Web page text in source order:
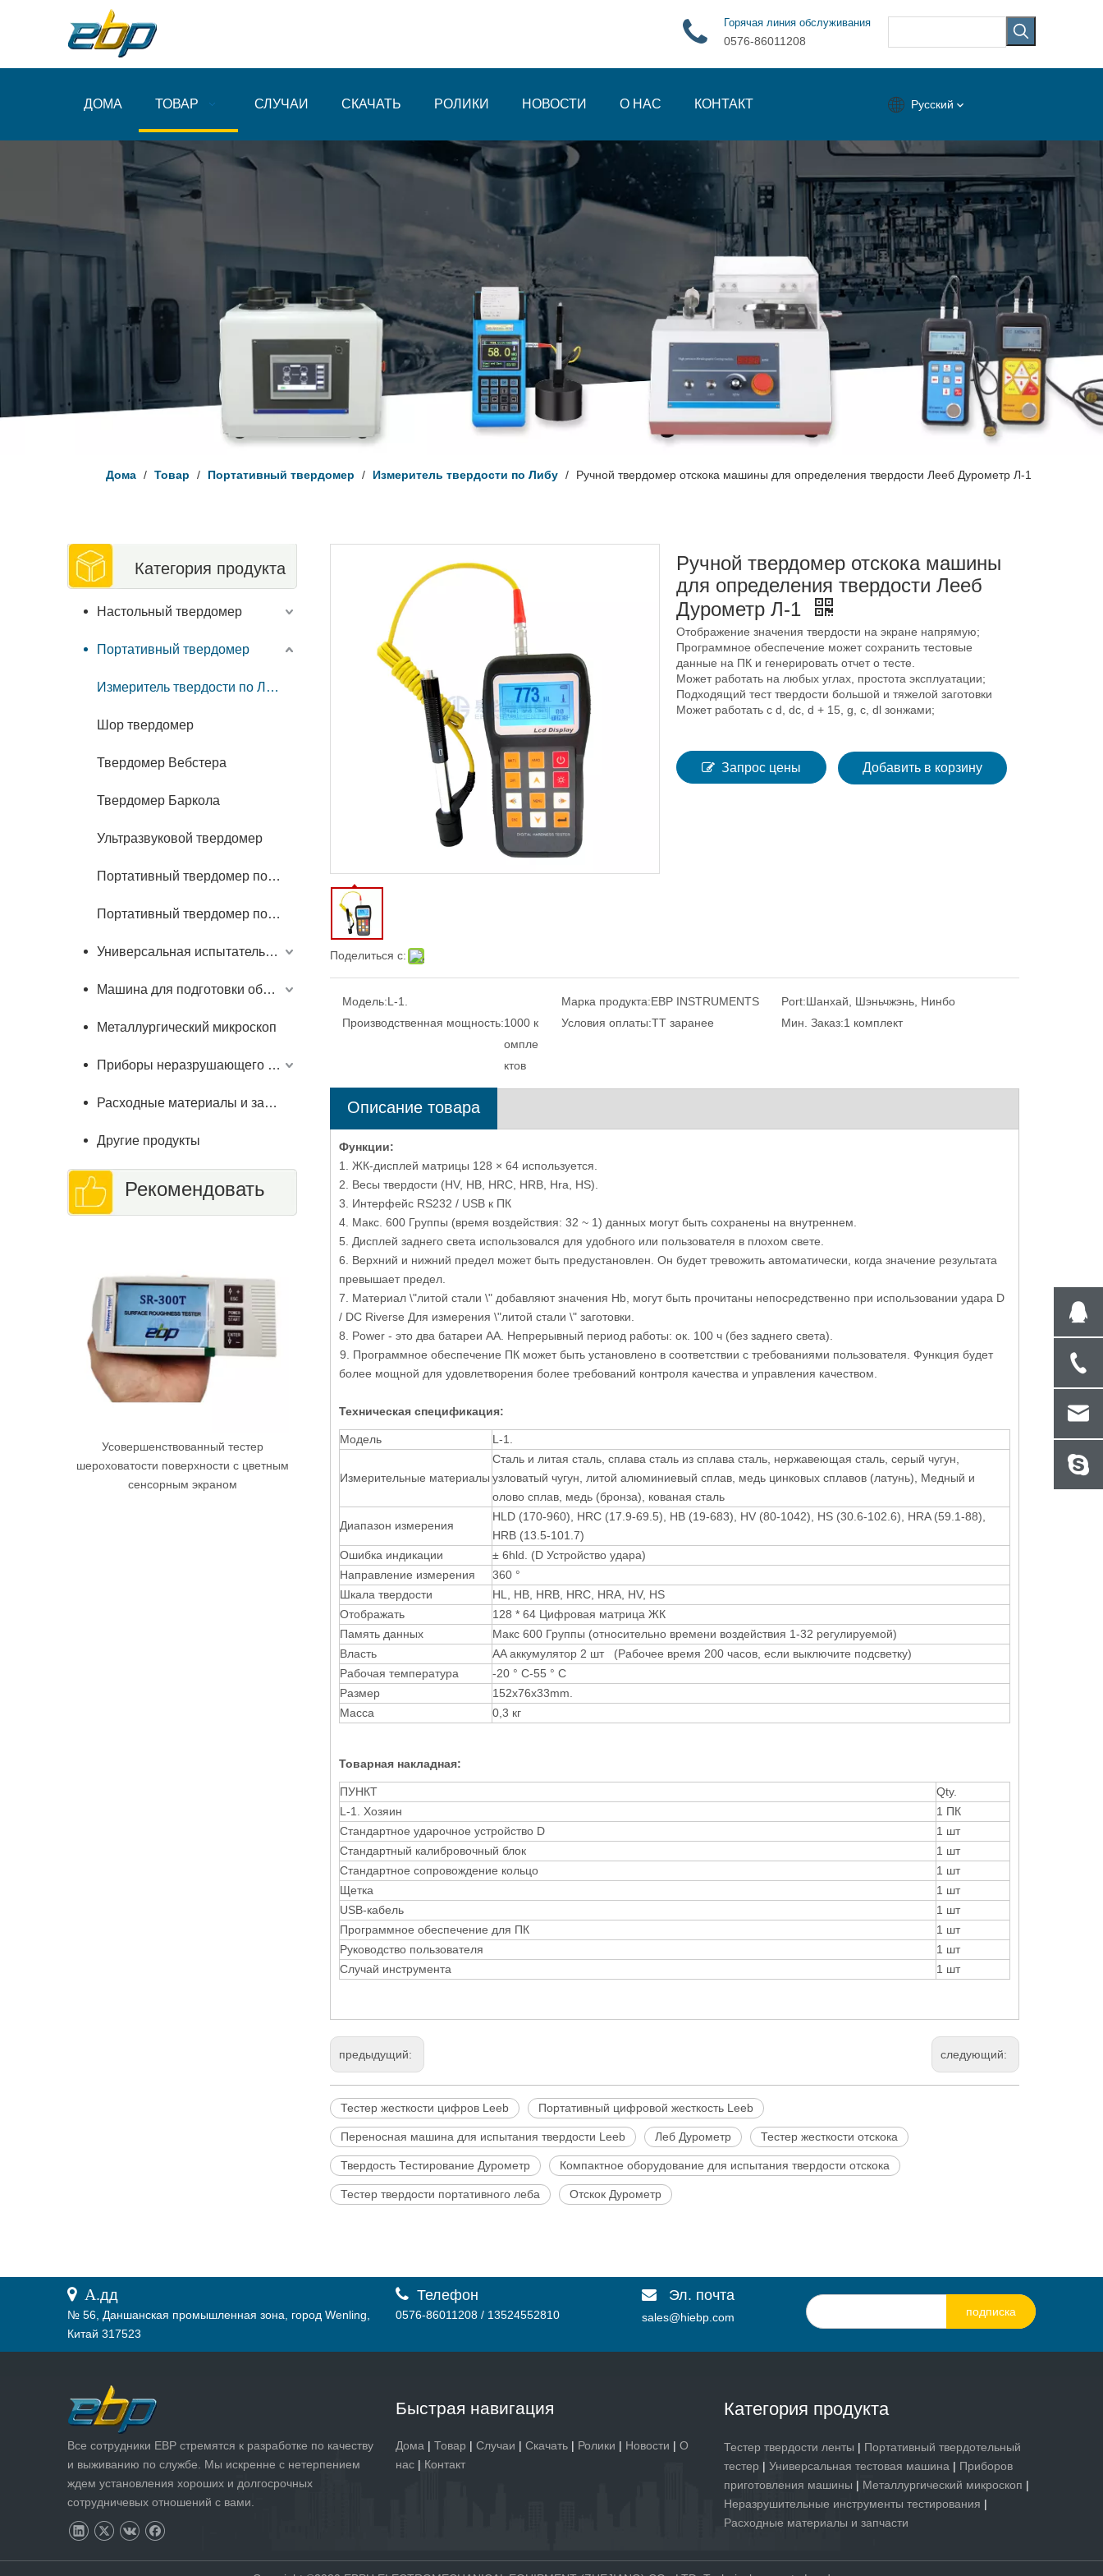
Горячая линия обслуживания
0576-86011208
ДОМА ТОВАР СЛУЧАИ СКАЧАТЬ РОЛИКИ НОВОСТИ О НАС КОНТАКТ Pусский
Дома / Товар / Портативный твердомер / Измеритель твердости по Либу / Ручной твердомер отскока машины для определения твердости Лееб Дурометр Л-1
Категория продукта
Настольный твердомер
Портативный твердомер
Измеритель твердости по Либу
Шор твердомер
Твердомер Вебстера
Твердомер Баркола
Ультразвуковой твердомер
Портативный твердомер по Бринеллю
Портативный твердомер по Роквеллу
Универсальная испытательная машина
Машина для подготовки образцов
Металлургический микроскоп
Приборы неразрушающего контроля
Расходные материалы и запчасти
Другие продукты
Рекомендовать
Усовершенствованный тестер
шероховатости поверхности с цветным
сенсорным экраном
Перевернутый металлографический
микроскоп с программным
обеспечением для анализа
изображений для микроскопии
Видеомикроскоп высокого разрешения
Роквелл тестирование тестирования
Поделиться с:
Ручной твердомер отскока машины
для определения твердости Лееб
Дурометр Л-1
Отображение значения твердости на экране напрямую;
Программное обеспечение может сохранить тестовые
данные на ПК и генерировать отчет о тесте.
Может работать на любых углах, простота эксплуатации;
Подходящий тест твердости большой и тяжелой заготовки
Может работать с d, dc, d + 15, g, c, dl зонжами;
Запрос цены Добавить в корзину
Модель:L-1. Марка продукта:EBP INSTRUMENTS Port:Шанхай, Шэньчжэнь, Нинбо
Производственная мощность:1000 к
омпле
ктов
Условия оплаты:TT заранее Мин. Заказ:1 комплект
Описание товара
Функции:
1. ЖК-дисплей матрицы 128 × 64 используется.
2. Весы твердости (HV, HB, HRC, HRB, Hra, HS).
3. Интерфейс RS232 / USB к ПК
4. Макс. 600 Группы (время воздействия: 32 ~ 1) данных могут быть сохранены на внутреннем.
5. Дисплей заднего света использовался для удобного или пользователя в плохом свете.
6. Верхний и нижний предел может быть предустановлен. Он будет тревожить автоматически, когда значение результата
превышает предел.
7. Материал \"литой стали \" добавляют значения Hb, могут быть прочитаны непосредственно при использовании удара D
/ DC Riverse Для измерения \"литой стали \" заготовки.
8. Power - это два батареи AA. Непрерывный период работы: ок. 100 ч (без заднего света).
9. Программное обеспечение ПК может быть установлено в соответствии с требованиями пользователя. Функция будет
более мощной для удовлетворения более требований контроля качества и управления качеством.
Техническая спецификация:
Модель L-1.
Измерительные материалы
Сталь и литая сталь, сплава сталь из сплава сталь, нержавеющая сталь, серый чугун,
узловатый чугун, литой алюминиевый сплав, медь цинковых сплавов (латунь), Медный и
олово сплав, медь (бронза), кованая сталь
Диапазон измерения
HLD (170-960), HRC (17.9-69.5), HB (19-683), HV (80-1042), HS (30.6-102.6), HRA (59.1-88),
HRB (13.5-101.7)
Ошибка индикации
± 6hld. (D Устройство удара)
Направление измерения
360 °
Шкала твердости
HL, HB, HRB, HRC, HRA, HV, HS
Отображать
128 * 64 Цифровая матрица ЖК
Память данных
Макс 600 Группы (относительно времени воздействия 1-32 регулируемой)
Власть
AA аккумулятор 2 шт (Рабочее время 200 часов, если выключите подсветку)
Рабочая температура
-20 ° C-55 ° C
Размер
152x76x33mm.
Масса
0,3 кг
Товарная накладная:
ПУНКТ
Qty.
L-1. Хозяин
1 ПК
Стандартное ударочное устройство D
1 шт
Стандартный калибровочный блок
1 шт
Стандартное сопровождение кольцо
1 шт
Щетка
1 шт
USB-кабель
1 шт
Программное обеспечение для ПК
1 шт
Руководство пользователя
1 шт
Случай инструмента
1 шт
предыдущий: следующий:
Тестер жесткости цифров Leeb Портативный цифровой жесткость Leeb
Переносная машина для испытания твердости Leeb Леб Дурометр Тестер жесткости отскока
Твердость Тестирование Дурометр Компактное оборудование для испытания твердости отскока
Тестер твердости портативного леба Отскок Дурометр
 А.дд
№ 56, Даншанская промышленная зона, город Wenling,
Китай 317523
 Телефон
0576-86011208 / 13524552810
 Эл. почта
sales@hiebp.com подписка
Все сотрудники EBP стремятся к разработке по качеству
и выживанию по службе. Мы искренне с нетерпением
ждем установления хороших и долгосрочных
сотрудничевых отношений с вами.
Быстрая навигация
Дома | Товар | Случаи | Скачать | Ролики | Новости | О
нас | Контакт
Категория продукта
Тестер твердости ленты | Портативный твердотельный
тестер | Универсальная тестовая машина | Приборов
приготовления машины | Металлургический микроскоп |
Неразрушительные инструменты тестирования |
Расходные материалы и запчасти